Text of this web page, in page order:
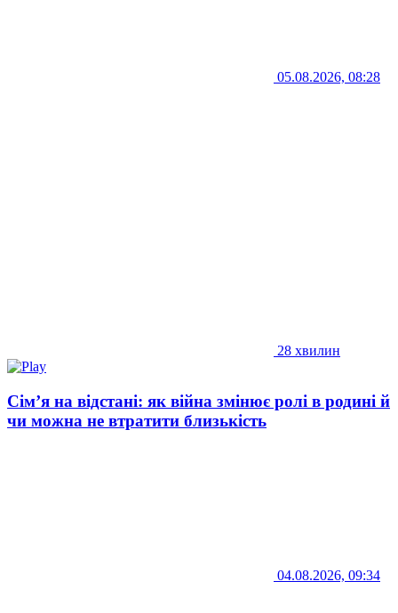
05.08.2026, 08:28
28 хвилин
Сім’я на відстані: як війна змінює ролі в родині й
чи можна не втратити близькість
04.08.2026, 09:34